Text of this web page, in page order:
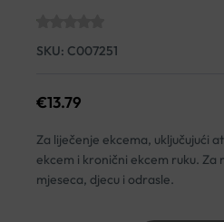
SKU: C007251
€13.79
Za liječenje ekcema, uključujući
ekcem i kronični ekcem ruku. Za
mjeseca, djecu i odrasle.